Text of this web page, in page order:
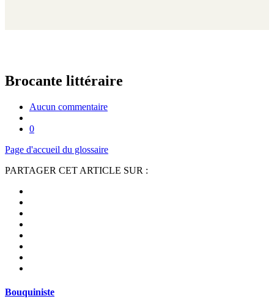
Brocante littéraire
Aucun commentaire
0
Page d'accueil du glossaire
PARTAGER CET ARTICLE SUR :
Bouquiniste